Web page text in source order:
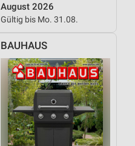
August 2026
Gültig bis Mo. 31.08.
BAUHAUS